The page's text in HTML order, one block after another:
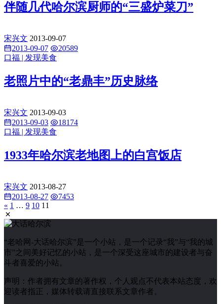
伴随几代哈尔滨厨师的“三盛炉菜刀”
宋兴文 2013-09-07
2013-09-07
20589
口福 | 发现美食
老照片中的“老鼎丰”历史脉络
宋兴文 2013-09-03
2013-09-03
18174
口福 | 发现美食
1933年哈尔滨老地图上的白宫饭店
宋兴文 2013-08-27
2013-08-27
7453
« 1 … 9 10 11
“老哈网-大话哈尔滨”是一个小站，是一个记录“我”与“我的城
市”之间美好记忆的小站，是一个深受这座城市的建设者与奋
斗者喜爱的小站。
声明：作者拥有文章的著作权，个人观点不代表本站态度，欢
迎读者指正，媒体转载请直接联系文章作者。